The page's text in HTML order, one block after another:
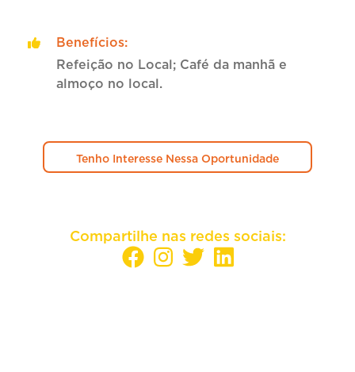
Benefícios:
Refeição no Local; Café da manhã e
almoço no local.
Tenho Interesse Nessa Oportunidade
Compartilhe nas redes sociais: